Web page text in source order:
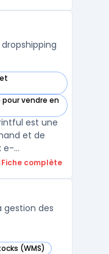
digitale, parmi
vendre en
est une
et de
e-
produits
final. Le
pro ...
Fiche complète
gestion des
(WMS)